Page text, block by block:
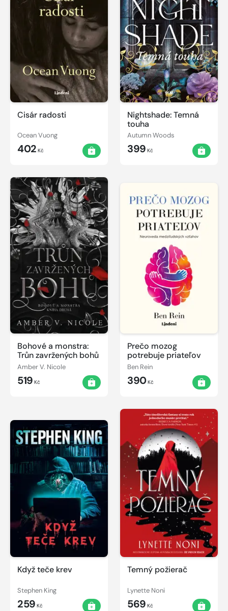
Cisár radosti
Ocean Vuong
402 Kč
Nightshade: Temná
touha
Autumn Woods
399 Kč
Bohové a monstra:
Trůn zavržených bohů
Amber V. Nicole
519 Kč
Prečo mozog
potrebuje priateľov
Ben Rein
390Kč
Když teče krev
Stephen King
259 Kč
Temný požierač
Lynette Noni
569 Kč